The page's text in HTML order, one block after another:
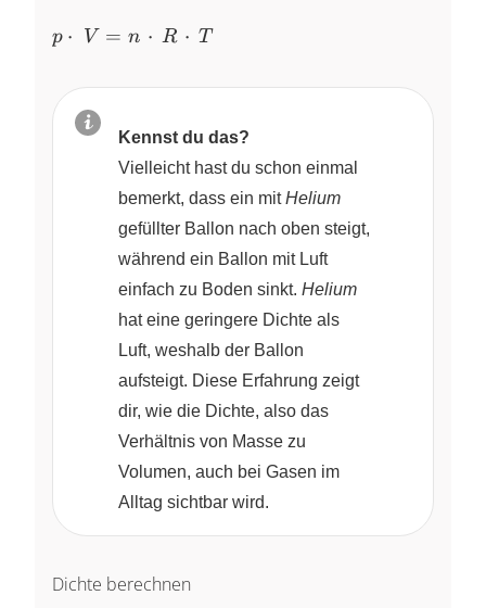
p\cdot~V=n\,\cdot\,R\,\cdot\,T
p ⋅ V = n ⋅ R ⋅ T
Kennst du das?
Vielleicht hast du schon einmal
bemerkt, dass ein mitHelium
gefüllter Ballon nach oben steigt,
während ein Ballon mit Luft
einfach zu Boden sinkt. Helium
hat eine geringere Dichte als
Luft, weshalb der Ballon
aufsteigt. Diese Erfahrung zeigt
dir, wie die Dichte, also das
Verhältnis von Masse zu
Volumen, auch bei Gasen im
Alltag sichtbar wird.
Dichte berechnen